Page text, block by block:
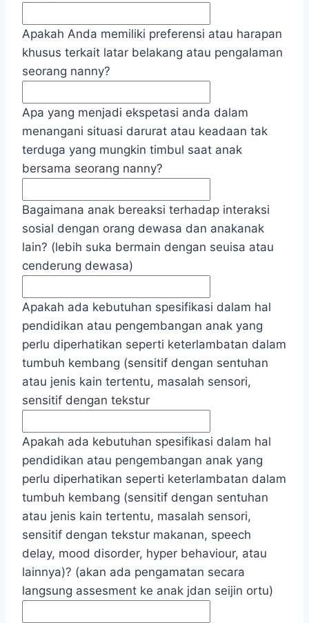
Apakah Anda memiliki preferensi atau harapan
khusus terkait latar belakang atau pengalaman
seorang nanny?
Apa yang menjadi ekspetasi anda dalam
menangani situasi darurat atau keadaan tak
terduga yang mungkin timbul saat anak
bersama seorang nanny?
Bagaimana anak bereaksi terhadap interaksi
sosial dengan orang dewasa dan anakanak
lain? (lebih suka bermain dengan seuisa atau
cenderung dewasa)
Apakah ada kebutuhan spesifikasi dalam hal
pendidikan atau pengembangan anak yang
perlu diperhatikan seperti keterlambatan dalam
tumbuh kembang (sensitif dengan sentuhan
atau jenis kain tertentu, masalah sensori,
sensitif dengan tekstur
Apakah ada kebutuhan spesifikasi dalam hal
pendidikan atau pengembangan anak yang
perlu diperhatikan seperti keterlambatan dalam
tumbuh kembang (sensitif dengan sentuhan
atau jenis kain tertentu, masalah sensori,
sensitif dengan tekstur makanan, speech
delay, mood disorder, hyper behaviour, atau
lainnya)? (akan ada pengamatan secara
langsung assesment ke anak jdan seijin ortu)